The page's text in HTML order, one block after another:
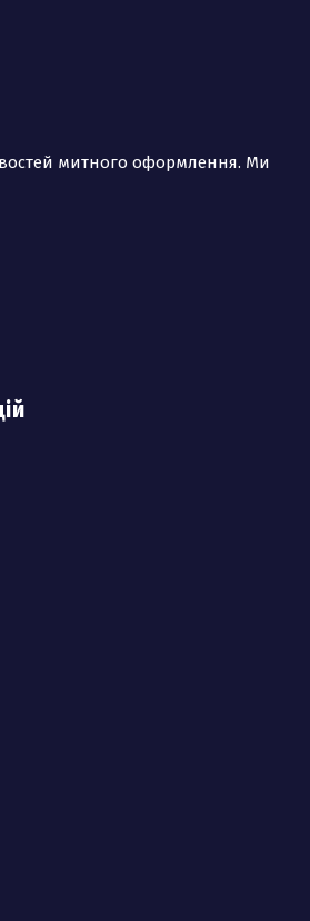
митного оформлення. Ми